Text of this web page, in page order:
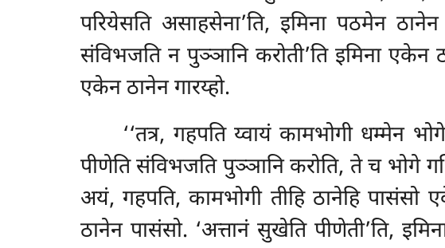
परियेसति असाहसेना’ति, इमिना पठमेन
संविभजति न पुञ्ञानि करोती’ति इमिना एकेन
एकेन ठानेन गारय्हो.
‘‘तत्र, गहपति य्वायं कामभोगी धम्मेन
पीणेति संविभजति पुञ्ञानि करोति, ते च भोगे
अयं, गहपति, कामभोगी तीहि ठानेहि पासंसो
ठानेन पासंसो. ‘अत्तानं सुखेति पीणेती’ति,